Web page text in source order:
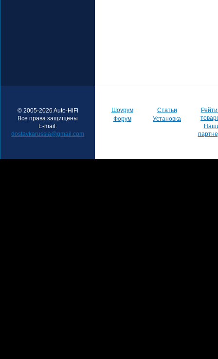
© 2005-2026 Auto-HiFi
Все права защищены
E-mail:
dostavkarussia@gmail.com
Шоурум
Форум
Статьи
Установка